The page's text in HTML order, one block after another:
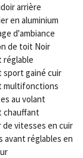
arrière
en aluminium
d'ambiance
de toit Noir
réglable
sport gainé cuir
multifonctions
au volant
chauffant
de vitesses en cuir
avant réglables en